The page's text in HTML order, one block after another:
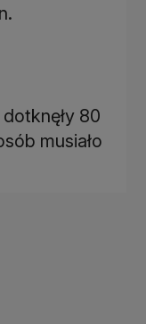
80
musiało